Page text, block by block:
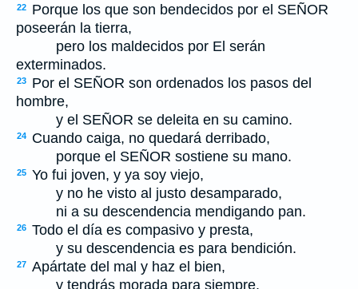
22 Porque los que son bendecidos por el SEÑOR
poseerán la tierra,
pero los maldecidos por El serán
exterminados.
23 Por el SEÑOR son ordenados los pasos del
hombre,
y el SEÑOR se deleita en su camino.
24
Cuando caiga, no quedará derribado,
porque el SEÑOR sostiene su mano.
25 Yo fui joven, y ya soy viejo,
y no he visto al justo desamparado,
ni a su descendencia mendigando pan.
26 Todo el día es compasivo y presta,
y su descendencia es para bendición.
27 Apártate del mal y haz el bien,
y tendrás morada para siempre.